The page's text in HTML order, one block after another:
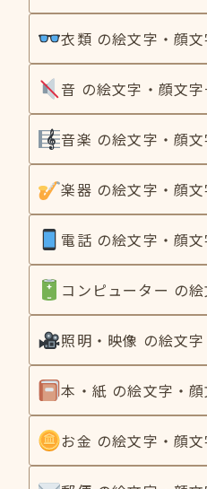
衣類 の絵文字・顔
音 の絵文字・顔文
音楽 の絵文字・顔
楽器 の絵文字・顔
電話 の絵文字・顔
コンピューター の
照明・映像 の絵文
本・紙 の絵文字・
お金 の絵文字・顔